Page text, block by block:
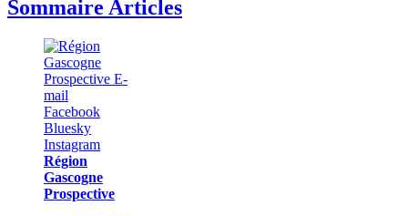
Sommaire Articles
Région
Gascogne
Prospective